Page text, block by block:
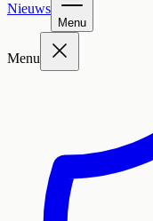
Nieuws
Menu
Menu